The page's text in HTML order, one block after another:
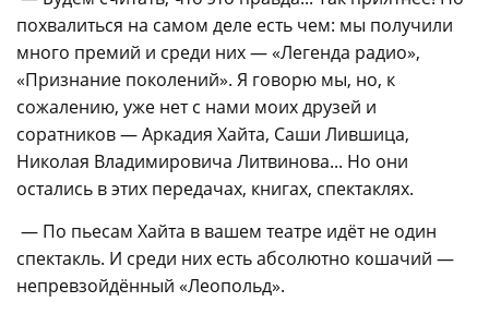
похвалиться на самом деле есть чем: мы получили
много премий и среди них — «Легенда радио»,
«Признание поколений». Я говорю мы, но, к
сожалению, уже нет с нами моих друзей и
соратников — Аркадия Хайта, Саши Лившица,
Николая Владимировича Литвинова... Но они
остались в этих передачах, книгах, спектаклях.
— По пьесам Хайта в вашем театре идёт не один
спектакль. И среди них есть абсолютно кошачий —
непревзойдённый «Леопольд».